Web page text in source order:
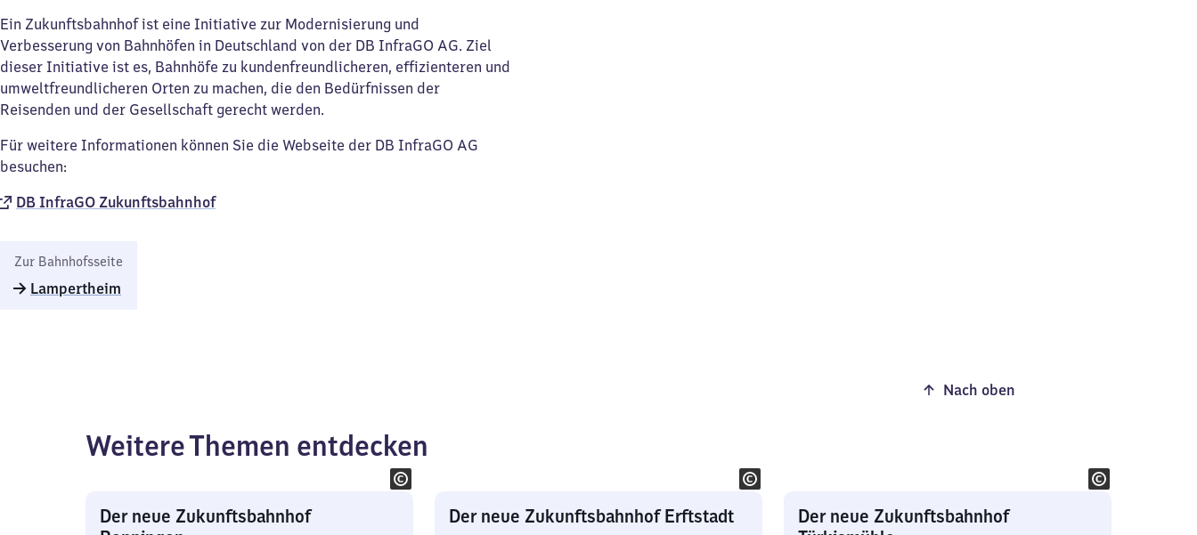
Ein Zukunftsbahnhof ist eine Initiative zur Modernisierung und
Verbesserung von Bahnhöfen in Deutschland von der DB InfraGO AG. Ziel
dieser Initiative ist es, Bahnhöfe zu kundenfreundlicheren, effizienteren und
umweltfreundlicheren Orten zu machen, die den Bedürfnissen der
Reisenden und der Gesellschaft gerecht werden.
Für weitere Informationen können Sie die Webseite der DB InfraGO AG
besuchen:
DB InfraGO Zukunftsbahnhof​
Zur Bahnhofsseite
Lampertheim
Nach oben
Weitere Themen entdecken
Der neue Zukunftsbahnhof
Der neue Zukunftsbahnhof Erftstadt
Der neue Zukunftsbahnhof